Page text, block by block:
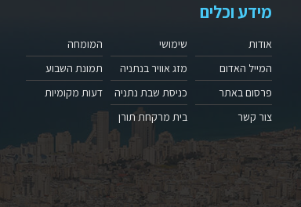
מידע וכלים
אודות
המייל האדום
פרסום באתר
צור קשר
שימושי
מזג אוויר בנתניה
כניסת שבת נתניה
בית מרקחת תורן
המומחה
תמונת השבוע
דעות מקומיות